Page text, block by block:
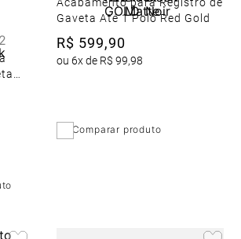
2
Gaveta Até 1 Polo Red Gold
R$ 599,90
ou 6x de R$ 99,98
Comparar produto